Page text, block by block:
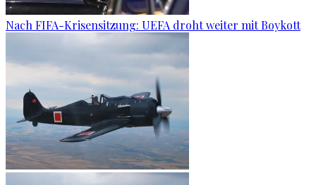
Nach FIFA-Krisensitzung: UEFA droht weiter mit Boykott